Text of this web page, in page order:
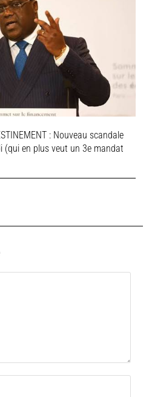
: Nouveau scandale
(qui en plus veut un 3e mandat